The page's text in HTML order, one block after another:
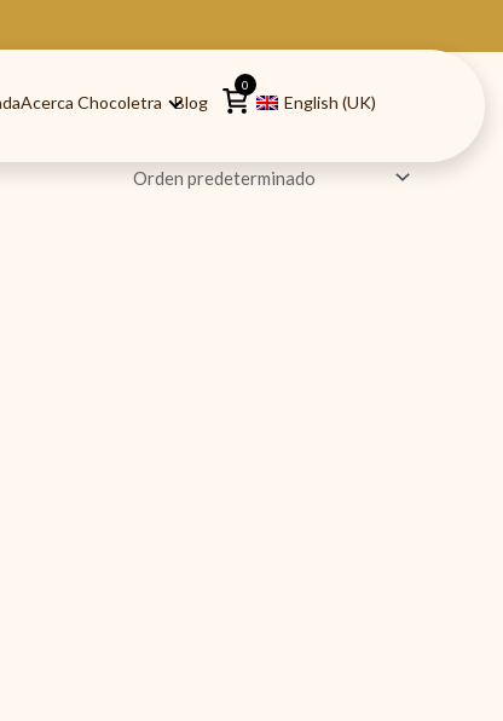
Acerca Chocoletra Blog
0
English (UK)